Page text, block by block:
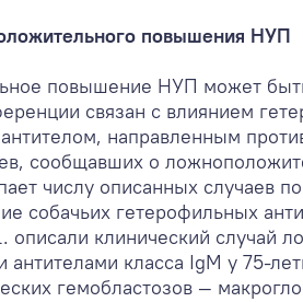
повышения НУП
повышение НУП может
связан с влиянием
направленным
сообщавших о
числу описанных случаев
собачьих гетерофильных
описали клинический
класса IgM у 75-
гемобластозов —